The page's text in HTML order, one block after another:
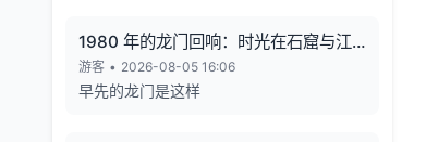
1980 年的龙门回响：时光在石窟与江
风中凝固
游客 • 2026-08-05 16:06
早先的龙门是这样